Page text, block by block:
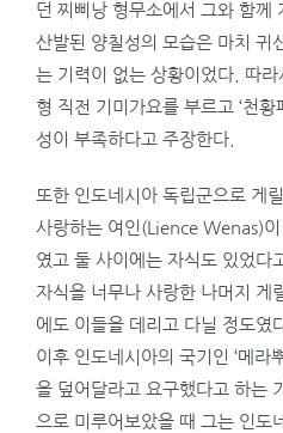
던 찌삐낭 형무소에서 그와 함께
산발된 양칠성의 모습은 마치 귀
는 기력이 없는 상황이었다. 따
형 직전 기미가요를 부르고 ‘천황
성이 부족하다고 주장한다.
또한 인도네시아 독립군으로 게
사랑하는 여인(Lience Wenas)이
였고 둘 사이에는 자식도 있었다
자식을 너무나 사랑한 나머지 게
에도 이들을 데리고 다닐 정도였
이후 인도네시아의 국기인 ‘메
을 덮어달라고 요구했다고 하는
으로 미루어보았을 때 그는 인도